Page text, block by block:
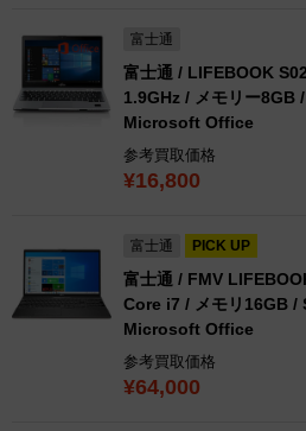
富士通
富士通 / LIFEBOOK
1.9GHz / メモリー8GB
Microsoft Office
参考買取価格
¥16,800
富士通 PICK UP
富士通 / FMV
Core i7 / メモリ
Microsoft Office
参考買取価格
¥64,000